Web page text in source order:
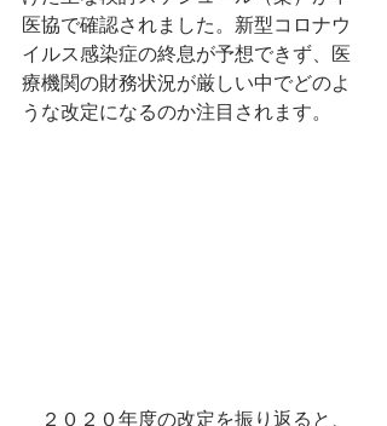
医協で確認されました。新型コロナウ
イルス感染症の終息が予想できず、医
療機関の財務状況が厳しい中でどのよ
うな改定になるのか注目されます。
２０２０年度の改定を振り返ると、